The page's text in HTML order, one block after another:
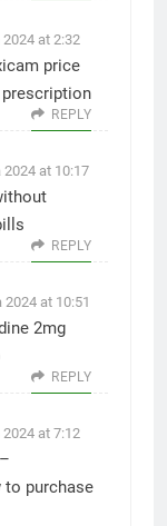
at 2:32
price
REPLY
2024 at 10:17
REPLY
at 10:51
2mg
REPLY
at 7:12
to purchase